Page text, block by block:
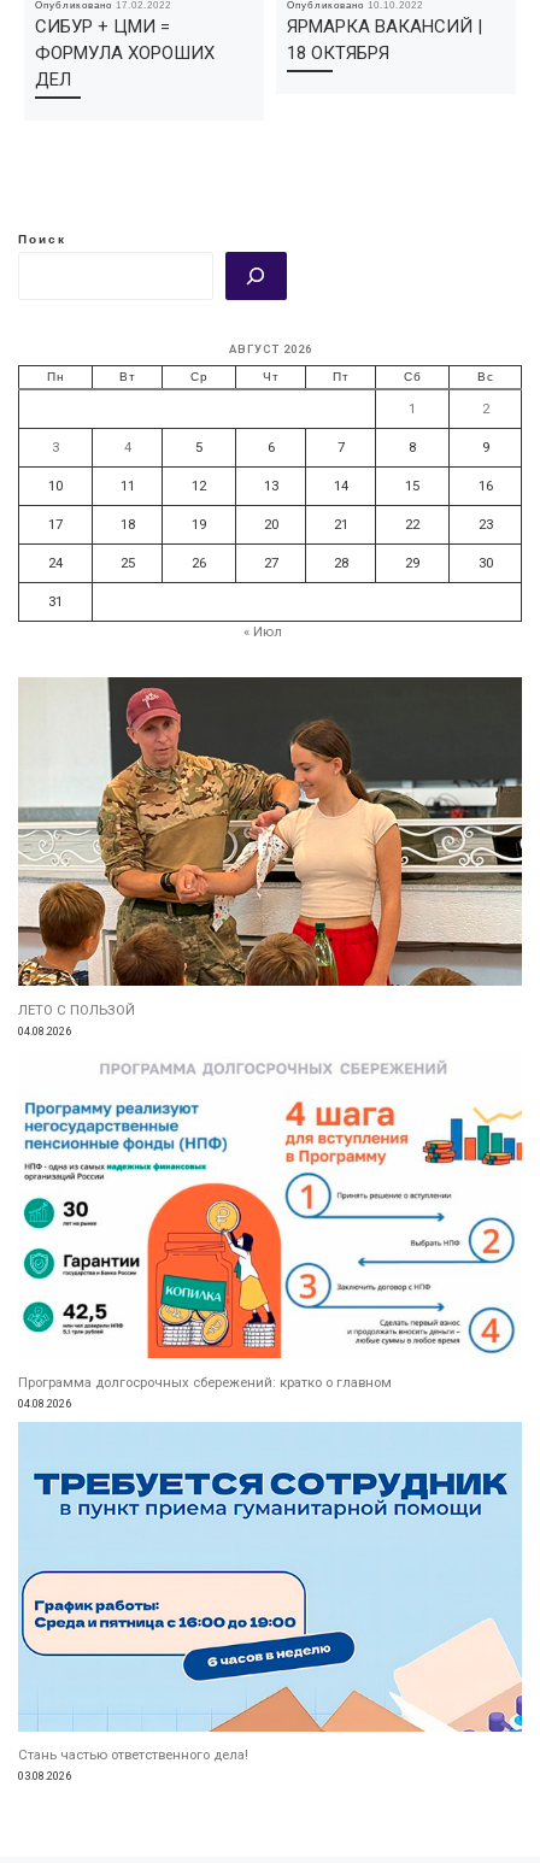
Опубликовано 17.02.2022
СИБУР + ЦМИ =
ФОРМУЛА ХОРОШИХ
ДЕЛ
Опубликовано 10.10.2022
ЯРМАРКА ВАКАНСИЙ |
18 ОКТЯБРЯ
Поиск
АВГУСТ 2026
Пн Вт Ср Чт Пт Сб Вс
1 2
3 4 5 6 7 8 9
10 11 12 13 14 15 16
17 18 19 20 21 22 23
24 25 26 27 28 29 30
31
« Июл
ЛЕТО С ПОЛЬЗОЙ
04.08.2026
Программа долгосрочных сбережений: кратко о главном
04.08.2026
Стань частью ответственного дела!
03.08.2026